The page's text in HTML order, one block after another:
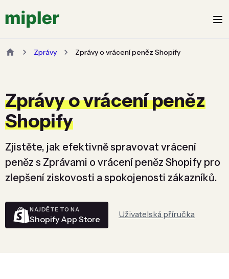
Zprávy Zprávy o vrácení peněz Shopify
Zprávy o vrácení peněz
Shopify
Zjistěte, jak efektivně spravovat vrácení
peněz s Zprávami o vrácení peněz Shopify pro
zlepšení ziskovosti a spokojenosti zákazníků.
NAJDĚTE TO NA
Shopify App Store Uživatelská příručka